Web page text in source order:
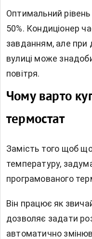
Оптимальний
50%. Кондиціонер
завданням, але при
вулиці може
повітря.
Чому варто
термостат
Замість того щоб
температуру,
програмованого
Він працює як
дозволяє задати
автоматично